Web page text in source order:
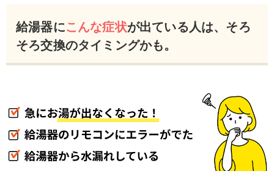
給湯器にこんな症状が出ている人は、そろ
そろ交換のタイミングかも。